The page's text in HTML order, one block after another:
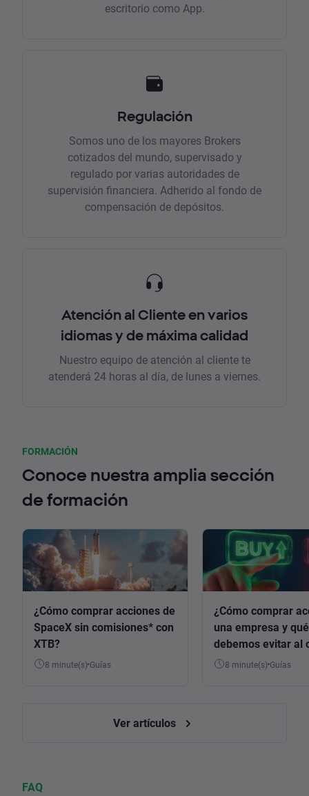
escritorio como App.
Regulación
Somos uno de los mayores Brokers
cotizados del mundo, supervisado y
regulado por varias autoridades de
supervisión financiera. Adherido al fondo de
compensación de depósitos.
Atención al Cliente en varios
idiomas y de máxima calidad
Nuestro equipo de atención al cliente te
atenderá 24 horas al día, de lunes a viernes.
FORMACIÓN
Conoce nuestra amplia sección
de formación
¿Cómo comprar acciones de
SpaceX sin comisiones* con
XTB?
8 minute(s) Guías
¿Cómo comprar
una empresa y
debemos evitar al
8 minute(s) Guías
Ver artículos
FAQ